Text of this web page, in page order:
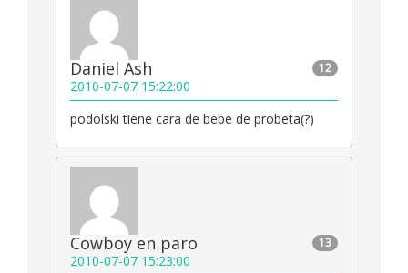
12
Daniel Ash
2010-07-07 15:22:00
podolski tiene cara de bebe de probeta(?)
13
Cowboy en paro
2010-07-07 15:23:00